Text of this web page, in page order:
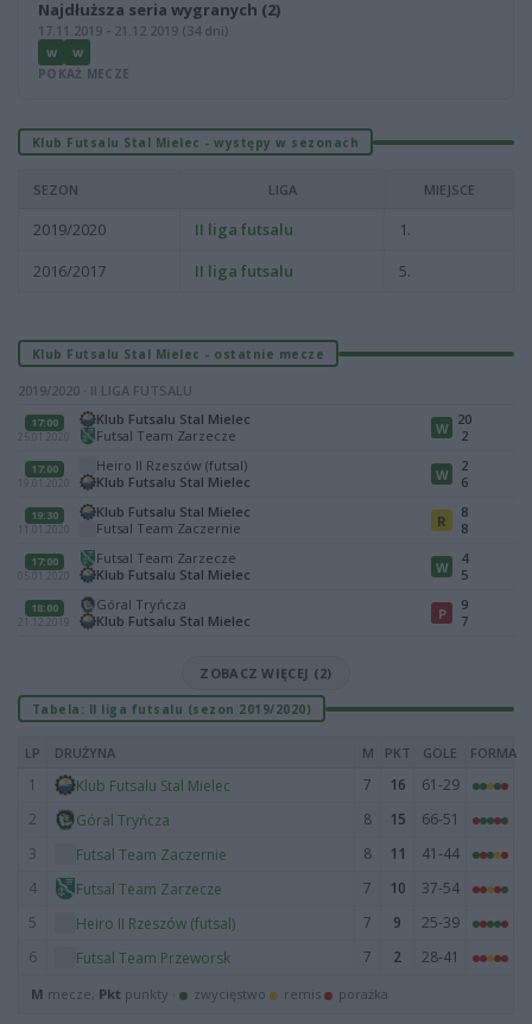
Najdłuższa seria wygranych (2)
17.11.2019 - 21.12.2019 (34 dni)
W W
POKAŻ MECZE
Klub Futsalu Stal Mielec - występy w sezonach
SEZON LIGA MIEJSCE
2019/2020 II liga futsalu
1.
2016/2017
II liga futsalu 5.
Klub Futsalu Stal Mielec - ostatnie mecze
2019/2020 · II LIGA FUTSALU
17:00
25.01.2020
Klub Futsalu Stal Mielec
Futsal Team Zarzecze
W 20
2
17:00
19.01.2020
Heiro II Rzeszów (futsal)
Klub Futsalu Stal Mielec
W
2
6
19:30
11.01.2020
Klub Futsalu Stal Mielec
Futsal Team Zaczernie
R
8
8
17:00
05.01.2020
Futsal Team Zarzecze
Klub Futsalu Stal Mielec
W
4
5
18:00
21.12.2019
Góral Tryńcza
Klub Futsalu Stal Mielec
P
9
7
ZOBACZ WIĘCEJ (2)
Tabela: II liga futsalu (sezon 2019/2020)
LP DRUŻYNA M PKT GOLE FORMA
1 Klub Futsalu Stal Mielec 7 16
61-29
2
Góral Tryńcza 8 15
66-51
3
Futsal Team Zaczernie 8 11
41-44
4
Futsal Team Zarzecze 7 10
37-54
5
Heiro II Rzeszów (futsal) 7 9
25-39
6
Futsal Team Przeworsk 7 2 28-41
M mecze, Pkt punkty · zwycięstwo remis porażka